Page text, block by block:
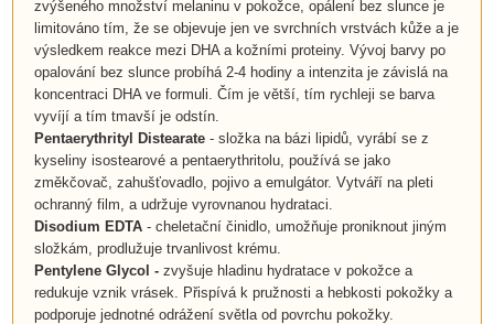
zvýšeného množství melaninu v pokožce, opálení bez slunce je
limitováno tím, že se objevuje jen ve svrchních vrstvách kůže a je
výsledkem reakce mezi DHA a kožními proteiny. Vývoj barvy po
opalování bez slunce probíhá 2-4 hodiny a intenzita je závislá na
koncentraci DHA ve formuli. Čím je větší, tím rychleji se barva
vyvíjí a tím tmavší je odstín.
Pentaerythrityl Distearate - složka na bázi lipidů, vyrábí se z
kyseliny isostearové a pentaerythritolu, používá se jako
změkčovač, zahušťovadlo, pojivo a emulgátor. Vytváří na pleti
ochranný film, a udržuje vyrovnanou hydrataci.
Disodium EDTA- cheletační činidlo, umožňuje proniknout jiným
složkám, prodlužuje trvanlivost krému.
Pentylene Glycol - zvyšuje hladinu hydratace v pokožce a
redukuje vznik vrásek. Přispívá k pružnosti a hebkosti pokožky a
podporuje jednotné odrážení světla od povrchu pokožky.